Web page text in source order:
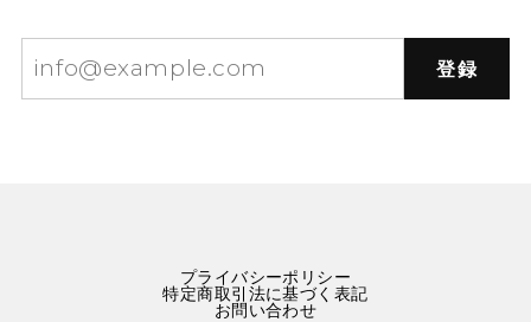
登録
プライバシーポリシー
特定商取引法に基づく表記
お問い合わせ